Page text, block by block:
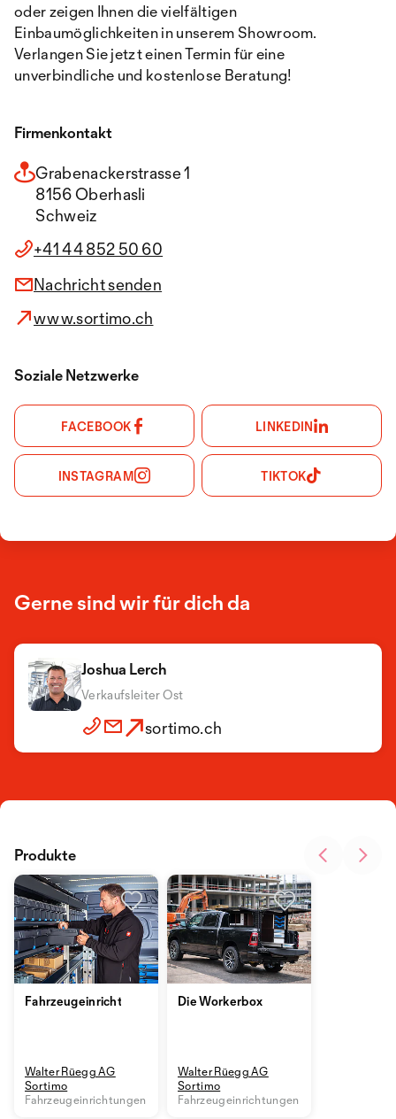
oder zeigen Ihnen die vielfältigen
Einbaumöglichkeiten in unserem Showroom.
Verlangen Sie jetzt einen Termin für eine
unverbindliche und kostenlose Beratung!
Firmenkontakt
Grabenackerstrasse 1
8156 Oberhasli
Schweiz
+41 44 852 50 60
Nachricht senden
www.sortimo.ch
Soziale Netzwerke
FACEBOOK LINKEDIN
INSTAGRAM TIKTOK
Gerne sind wir für dich da
Joshua Lerch
Verkaufsleiter Ost
sortimo.ch
Fahrzeugeinrichtung
Walter Rüegg AG
Sortimo
Fahrzeugeinrichtungen
Die Workerbox
Walter Rüegg AG
Sortimo
Fahrzeugeinrichtungen
Produkte